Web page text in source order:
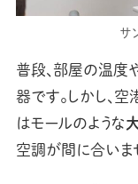
サ
普段、部屋の温度
器です。しかし、空
はモールのような
空調が間に合いま